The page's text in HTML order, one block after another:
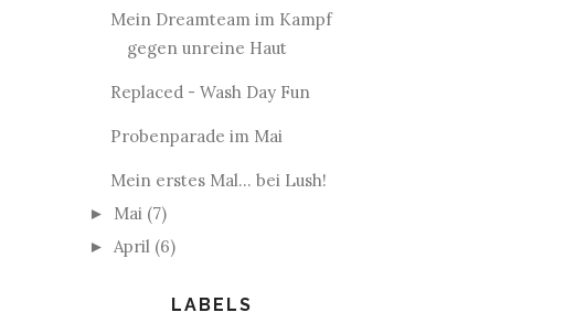
Mein Dreamteam im Kampf
gegen unreine Haut
Replaced - Wash Day Fun
Probenparade im Mai
Mein erstes Mal... bei Lush!
► Mai (7)
► April (6)
LABELS